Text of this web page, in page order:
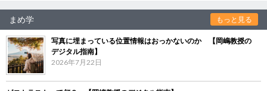
まめ学 もっと見る
写真に埋まっている位置情報はおっかないのか 【岡嶋教授の
デジタル指南】
2026年7月22日